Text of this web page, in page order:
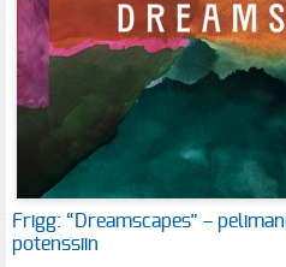
Frigg: “Dreamscapes” –
potenssiin